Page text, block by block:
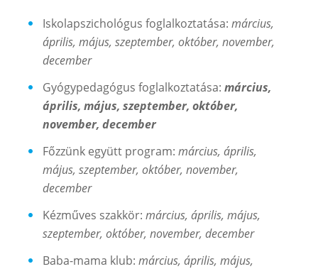
Iskolapszichológus foglalkoztatása: március,
április, május, szeptember, október, november,
december
Gyógypedagógus foglalkoztatása: március,
április, május, szeptember, október,
november, december
Főzzünk együtt program: március, április,
május, szeptember, október, november,
december
Kézműves szakkör: március, április, május,
szeptember, október, november, december
Baba-mama klub: március, április, május,